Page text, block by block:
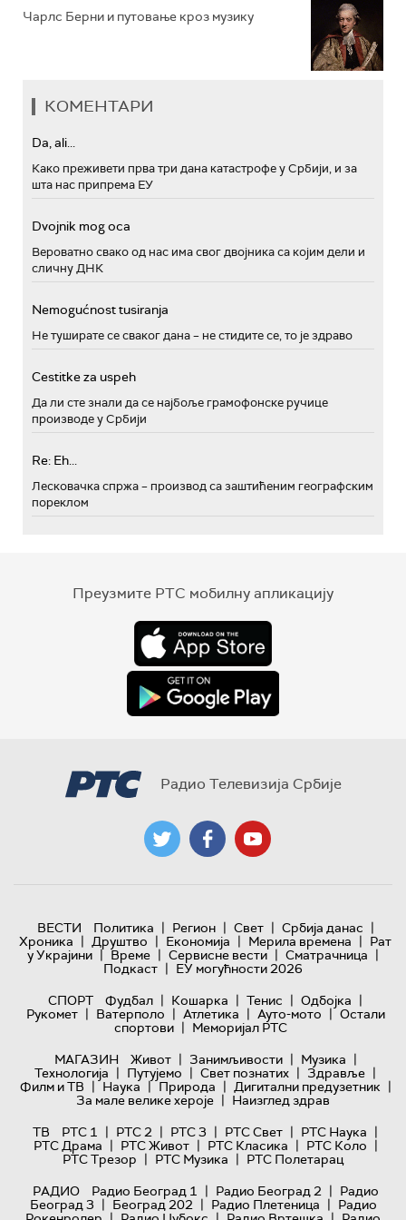
Чарлс Берни и путовање кроз музику
КОМЕНТАРИ
Da, ali...
Како преживети прва три дана катастрофе у Србији, и за
шта нас припрема ЕУ
Dvojnik mog oca
Вероватно свако од нас има свог двојника са којим дели и
сличну ДНК
Nemogućnost tusiranja
Не туширате се сваког дана – не стидите се, то је здраво
Cestitke za uspeh
Да ли сте знали да се најбоље грамофонске ручице
производе у Србији
Re: Eh...
Лесковачка спржа – производ са заштићеним географским
пореклом
Преузмите РТС мобилну апликацију
Радио Телевизија Србије
ВЕСТИ Политика | Регион | Свет | Србија данас |
Хроника | Друштво | Економија | Мерила времена | Рат
у Украјини | Време | Сервисне вести | Сматрачница |
Подкаст | ЕУ могућности 2026
СПОРТ
Фудбал | Кошарка | Тенис | Одбојка |
Рукомет | Ватерполо | Атлетика | Ауто-мото | Остали
спортови | Меморијал РТС
МАГАЗИН
Живот | Занимљивости | Музика |
Технологијa | Путујемо | Свет познатих | Здравље |
Филм и ТВ | Наука | Природа | Дигитални предузетник |
За мале велике хероје | Наизглед здрав
ТВ
РТС 1 | РТС 2 | РТС 3 | РТС Свет | РТС Наука |
РТС Драма | РТС Живот | РТС Класика | РТС Коло |
РТС Трезор | РТС Музика | РТС Полетарац
РАДИО
Радио Београд 1 | Радио Београд 2 | Радио
Београд 3 | Београд 202 | Радио Плетеница | Радио